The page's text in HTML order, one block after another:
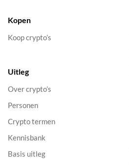
Kopen
Koop crypto’s
Uitleg
Over crypto’s
Personen
Crypto termen
Kennisbank
Basis uitleg